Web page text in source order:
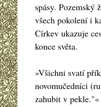
spásy. Pozemský
všech pokolení i
Církev ukazuje
konce světa.
»Všichni svatí
novomučedníci
zahubit v pekle."«